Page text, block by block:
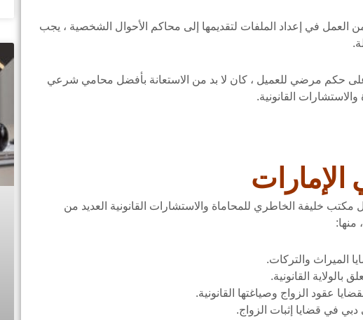
العمل في إعداد الملفات لتقديمها إلى محاكم الأحوال الشخصية ، يجب
حكم مرضي للعميل ، كان لا بد من الاستعانة بأفضل محامي شرعي
القانونية.
خليفة الخاطري للمحاماة والاستشارات القانونية العديد من
منها:
الميراث والتركات.
بالولاية القانونية.
عقود الزواج وصياغتها القانونية.
في قضايا إثبات الزواج.